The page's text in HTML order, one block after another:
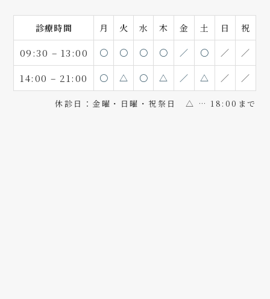
診療時間 月 火 水 木 金 土 日 祝
09:30 – 13:00 〇 〇 〇 〇 ／ 〇 ／ ／
14:00 – 21:00 〇 △ 〇 △ ／ △ ／ ／
休診日：金曜・日曜・祝祭日 △ … 18:00まで